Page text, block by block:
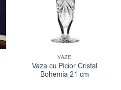
VAZE
Vaza cu Picior Cristal
Bohemia 21 cm